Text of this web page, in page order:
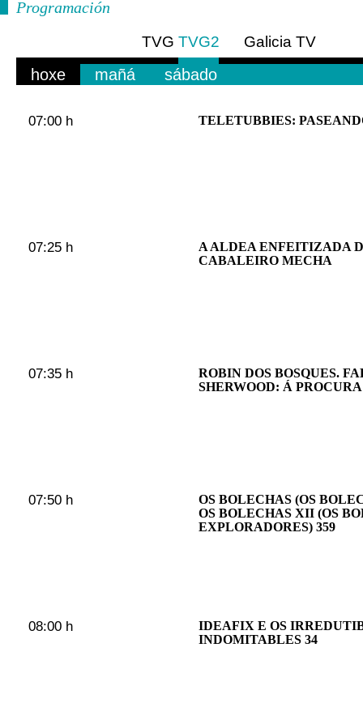
Programación
TVG TVG2
Galicia TV
hoxe mañá sábado
07:00 h TELETUBBIES:
07:25 h
A ALDEA ENFEITIZADA
CABALEIRO MECHA
07:35 h
ROBIN DOS BOSQUES.
SHERWOOD: Á
07:50 h
OS BOLECHAS (OS
OS BOLECHAS XII (OS
EXPLORADORES) 359
08:00 h
IDEAFIX E OS
INDOMITABLES 34